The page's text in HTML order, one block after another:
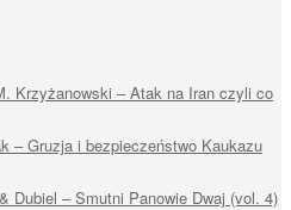
Krzyżanowski – Atak na Iran czyli co
– Gruzja i bezpieczeństwo Kaukazu
Dubiel – Smutni Panowie Dwaj (vol. 4)